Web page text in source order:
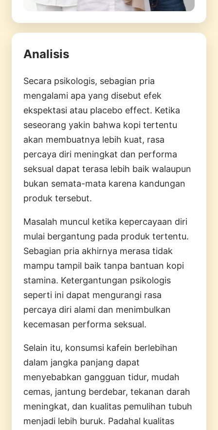
Analisis
Secara psikologis, sebagian pria
mengalami apa yang disebut efek
ekspektasi atau placebo effect. Ketika
seseorang yakin bahwa kopi tertentu
akan membuatnya lebih kuat, rasa
percaya diri meningkat dan performa
seksual dapat terasa lebih baik walaupun
bukan semata-mata karena kandungan
produk tersebut.
Masalah muncul ketika kepercayaan diri
mulai bergantung pada produk tertentu.
Sebagian pria akhirnya merasa tidak
mampu tampil baik tanpa bantuan kopi
stamina. Ketergantungan psikologis
seperti ini dapat mengurangi rasa
percaya diri alami dan menimbulkan
kecemasan performa seksual.
Selain itu, konsumsi kafein berlebihan
dalam jangka panjang dapat
menyebabkan gangguan tidur, mudah
cemas, jantung berdebar, tekanan darah
meningkat, dan kualitas pemulihan tubuh
menjadi lebih buruk. Padahal kualitas